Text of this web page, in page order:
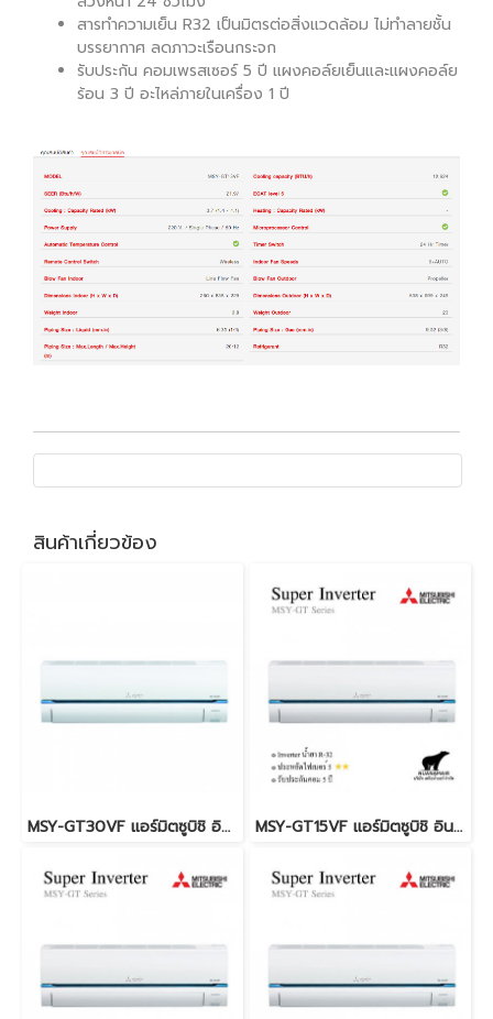
สารทำความเย็น R32 เป็นมิตรต่อสิ่งแวดล้อม ไม่ทำลายชั้น
บรรยากาศ ลดภาวะเรือนกระจก
รับประกัน คอมเพรสเซอร์ 5 ปี แผงคอล์ยเย็นและแผงคอล์ย
ร้อน 3 ปี อะไหล่ภายในเครื่อง 1 ปี
สินค้าเกี่ยวข้อง
MSY-GT30VF แอร์มิตซูบิชิ อินเวอร์เตอร์ น้ำยา R-32 (MITSUBISHI ELECTRIC - SUPER INVERTER) MSY-GT15VF แอร์มิตซูบิชิ อินเวอร์เตอร์ น้ำยา R-32 (MITSUBISHI ELECTRIC - SUPER INVERTER)